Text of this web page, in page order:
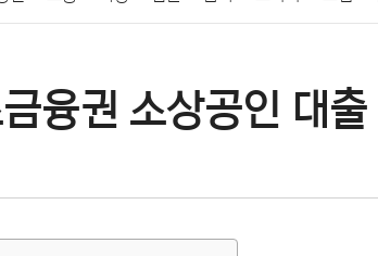
교 사회 정치 건강 의료 의학 경제 마
융권 소상공인 대